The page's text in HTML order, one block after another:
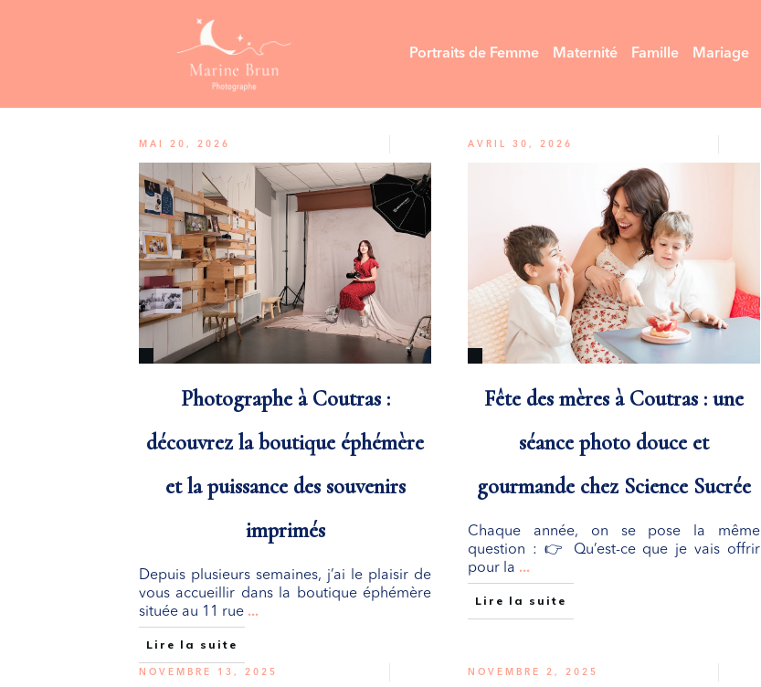
Portraits de Femme Maternité Famille Mariage
MAI 20, 2026
Photographe à Coutras :
découvrez la boutique éphémère
et la puissance des souvenirs
imprimés
Depuis plusieurs semaines, j’ai le plaisir de
vous accueillir dans la boutique éphémère
située au 11 rue ...
Lire la suite
AVRIL 30, 2026
Fête des mères à Coutras : une
séance photo douce et
gourmande chez Science Sucrée
Chaque année, on se pose la même
question : 👉 Qu’est-ce que je vais offrir
pour la ...
Lire la suite
NOVEMBRE 13, 2025 NOVEMBRE 2, 2025